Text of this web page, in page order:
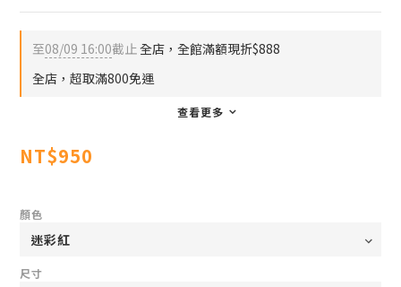
至08/09 16:00截止全店，全館滿額現折$888
全店，超取滿800免運
查看更多
NT$950
顏色
尺寸